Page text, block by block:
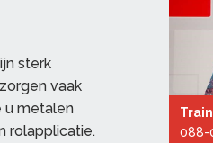
sterk
vaak
u metalen
rolapplicatie.
088-